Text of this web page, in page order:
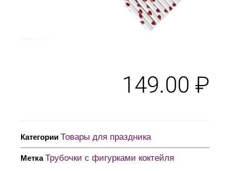
149.00 ₽
Категории Товары для праздника
Метка Трубочки с фигурками коктейля